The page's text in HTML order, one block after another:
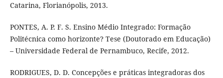
Catarina, Florianópolis, 2013.
PONTES, A. P. F. S. Ensino Médio Integrado: Formação
Politécnica como horizonte? Tese (Doutorado em Educação)
– Universidade Federal de Pernambuco, Recife, 2012.
RODRIGUES, D. D. Concepções e práticas integradoras dos